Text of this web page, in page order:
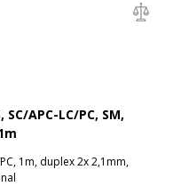
APC-LC/PC, SM,
1m, duplex 2x 2,1mm,